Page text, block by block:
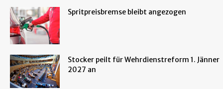
Spritpreisbremse bleibt angezogen
Stocker peilt für Wehrdienstreform 1. Jänner
2027 an